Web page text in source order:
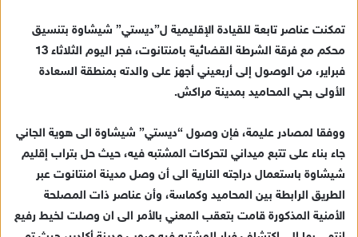
ي
ا
إ
ل
ك
ت
ر
تمكنت عناصر تابعة للقيادة الإقليمية ل”ديستي” شيشاوة بتنسيق
محكم مع فرقة الشرطة القضائية بامنتانوت، فجر اليوم الثلاثاء 13
فبراير، من الوصول إلى أربعيني أجهز على والدته بمنطقة السعادة
الأولى بحي المحاميد بمدينة مراكش.
ووفقا لمصادر عليمة، فإن وصول “ديستي” شيشاوة الى هوية الجاني
جاء بناء على تتبع ميداني لتحركات المشتبه فيه، حيث حل بتراب إقليم
شيشاوة باستعمال دراجته النارية الى أن وصل مدينة امنتانوت عبر
الطريق الرابطة بين المحاميد وكماسة، وأن عناصر ذات المصلحة
الأمنية المذكورة قامت بتعقب المعني بالأمر الى ان وصلت لخيط رفيع